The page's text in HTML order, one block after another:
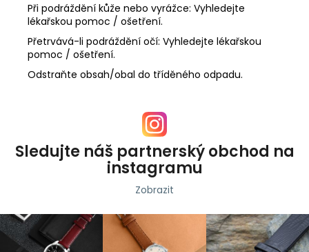
Při podráždění kůže nebo vyrážce: Vyhledejte
lékařskou pomoc / ošetření.
Přetrvává-li podráždění očí: Vyhledejte lékařskou
pomoc / ošetření.
Odstraňte obsah/obal do tříděného odpadu.
Sledujte náš partnerský obchod na
instagramu
Zobrazit